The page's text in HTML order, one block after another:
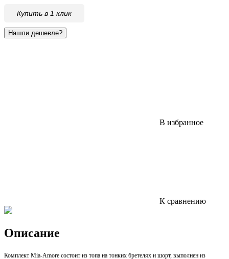
Купить в 1 клик
В избранное
К сравнению
Описание
Комплект Mia-Amore состоит из топа на тонких бретелях и шорт, выполнен из